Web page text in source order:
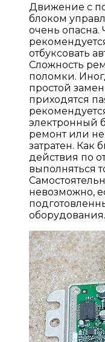
Движение с
блоком
очень опасна.
отбуксовать
Сложность
поломки.
простой
приходятся
электронный
ремонт или
затратен. Как
действия по
выполняться
невозможно,
оборудования.